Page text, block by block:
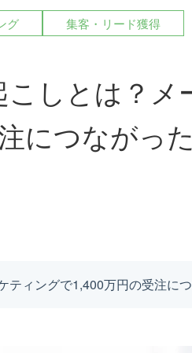
グ 集客・リード獲得
しとは？メ
につながっ